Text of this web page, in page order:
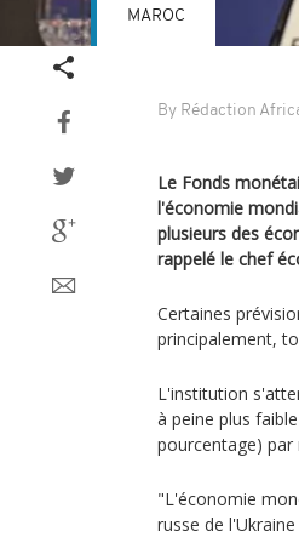
By Rédaction
MAROC
Le Fonds
l'économie
plusieurs des
rappelé le chef
Certaines
principalement,
L'institution
à peine plus
pourcentage)
"L'économie
russe de